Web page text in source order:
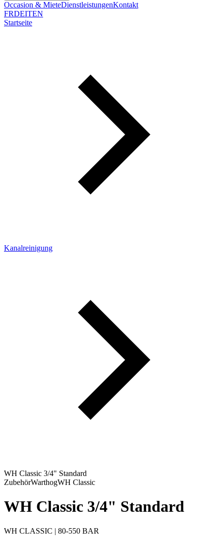
Occasion & MieteDienstleistungenKontakt
FRDEITEN
Startseite
Kanalreinigung
WH Classic 3/4" Standard
ZubehörWarthogWH Classic
WH Classic 3/4" Standard
WH CLASSIC | 80-550 BAR